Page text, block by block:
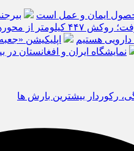
ایمان و عمل است
خراسان جنوبی
هستیم
اپلیکیشن
نمایشگاه ایران و افغانستان در